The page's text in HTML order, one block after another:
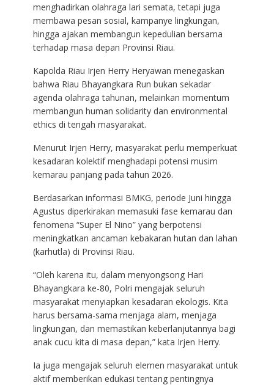
menghadirkan olahraga lari semata, tetapi juga
membawa pesan sosial, kampanye lingkungan,
hingga ajakan membangun kepedulian bersama
terhadap masa depan Provinsi Riau.
Kapolda Riau Irjen Herry Heryawan menegaskan
bahwa Riau Bhayangkara Run bukan sekadar
agenda olahraga tahunan, melainkan momentum
membangun human solidarity dan environmental
ethics di tengah masyarakat.
Menurut Irjen Herry, masyarakat perlu memperkuat
kesadaran kolektif menghadapi potensi musim
kemarau panjang pada tahun 2026.
Berdasarkan informasi BMKG, periode Juni hingga
Agustus diperkirakan memasuki fase kemarau dan
fenomena “Super El Nino” yang berpotensi
meningkatkan ancaman kebakaran hutan dan lahan
(karhutla) di Provinsi Riau.
“Oleh karena itu, dalam menyongsong Hari
Bhayangkara ke-80, Polri mengajak seluruh
masyarakat menyiapkan kesadaran ekologis. Kita
harus bersama-sama menjaga alam, menjaga
lingkungan, dan memastikan keberlanjutannya bagi
anak cucu kita di masa depan,” kata Irjen Herry.
Ia juga mengajak seluruh elemen masyarakat untuk
aktif memberikan edukasi tentang pentingnya